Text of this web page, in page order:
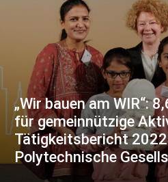
„Wir bauen am WIR“:
für gemeinnützige
Tätigkeitsbericht
Polytechnische